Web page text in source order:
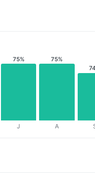
75%
J
75%
A